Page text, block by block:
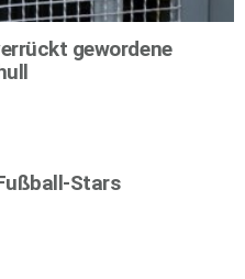
gewordene
Stars